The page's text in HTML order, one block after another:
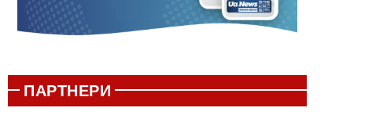
ПАРТНЕРИ